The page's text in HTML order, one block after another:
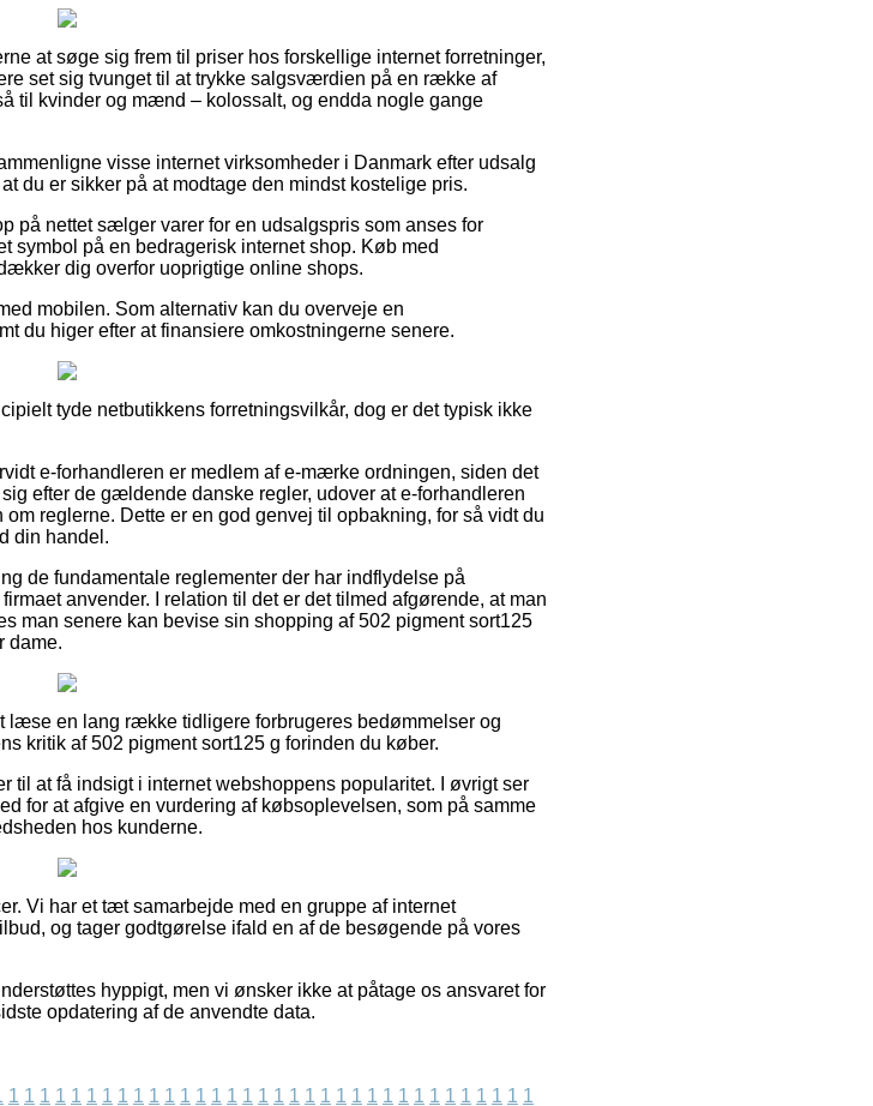
at søge sig frem til priser hos forskellige internet forretninger,
set sig tvunget til at trykke salgsværdien på en række af
til kvinder og mænd – kolossalt, og endda nogle gange
visse internet virksomheder i Danmark efter udsalg
du er sikker på at modtage den mindst kostelige pris.
på nettet sælger varer for en udsalgspris som anses for
symbol på en bedragerisk internet shop. Køb med
dig overfor uoprigtige online shops.
mobilen. Som alternativ kan du overveje en
du higer efter at finansiere omkostningerne senere.
tyde netbutikkens forretningsvilkår, dog er det typisk ikke
e-forhandleren er medlem af e-mærke ordningen, siden det
efter de gældende danske regler, udover at e-forhandleren
reglerne. Dette er en god genvej til opbakning, for så vidt du
din handel.
de fundamentale reglementer der har indflydelse på
anvender. I relation til det er det tilmed afgørende, at man
man senere kan bevise sin shopping af 502 pigment sort125
dame.
en lang række tidligere forbrugeres bedømmelser og
kritik af 502 pigment sort125 g forinden du køber.
til at få indsigt i internet webshoppens popularitet. I øvrigt ser
for at afgive en vurdering af købsoplevelsen, som på samme
hos kunderne.
Vi har et tæt samarbejde med en gruppe af internet
og tager godtgørelse ifald en af de besøgende på vores
hyppigt, men vi ønsker ikke at påtage os ansvaret for
opdatering af de anvendte data.
1 1 1 1 1 1 1 1 1 1 1 1 1 1 1 1 1 1 1 1 1 1 1 1 1 1 1 1 1 1 1 1 1 1